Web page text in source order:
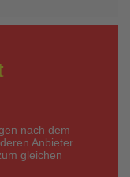
nach dem
Anbieter
gleichen